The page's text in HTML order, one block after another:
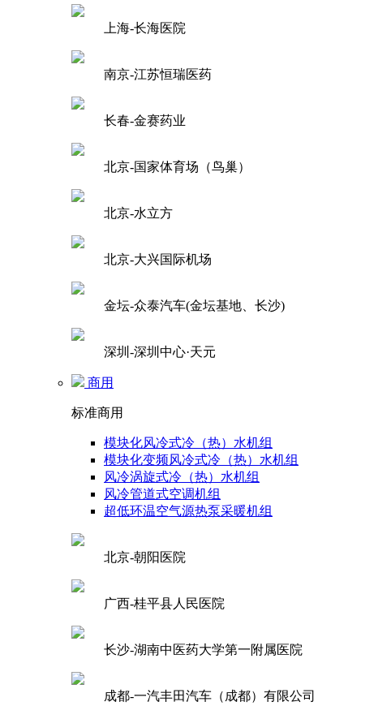
上海-长海医院
南京-江苏恒瑞医药
长春-金赛药业
北京-国家体育场（鸟巢）
北京-水立方
北京-大兴国际机场
金坛-众泰汽车(金坛基地、长沙)
深圳-深圳中心·天元
商用
标准商用
模块化风冷式冷（热）水机组
模块化变频风冷式冷（热）水机组
风冷涡旋式冷（热）水机组
风冷管道式空调机组
超低环温空气源热泵采暖机组
北京-朝阳医院
广西-桂平县人民医院
长沙-湖南中医药大学第一附属医院
成都-一汽丰田汽车（成都）有限公司